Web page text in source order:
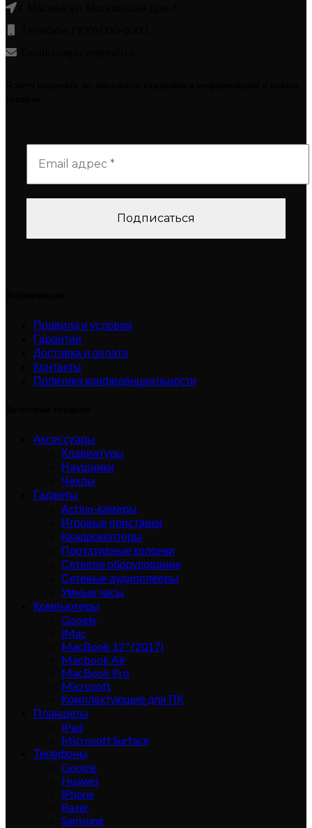
Правила и условия
Гарантии
Доставка и оплата
Контакты
Политика конфиденциальности
Аксессуары
Клавиатуры
Наушники
Чехлы
Гаджеты
Action-камеры
Игровые приставки
Квадрокоптеры
Портативные колонки
Сетевое оборудование
Сетевые аудиоплееры
Умные часы
Компьютеры
Google
iMac
MacBook 12" (2017)
Macbook Air
MacBook Pro
Microsoft
Комплектующие для ПК
Планшеты
iPad
Microsoft Surface
Телефоны
Google
Huawei
iPhone
Razer
Samsung